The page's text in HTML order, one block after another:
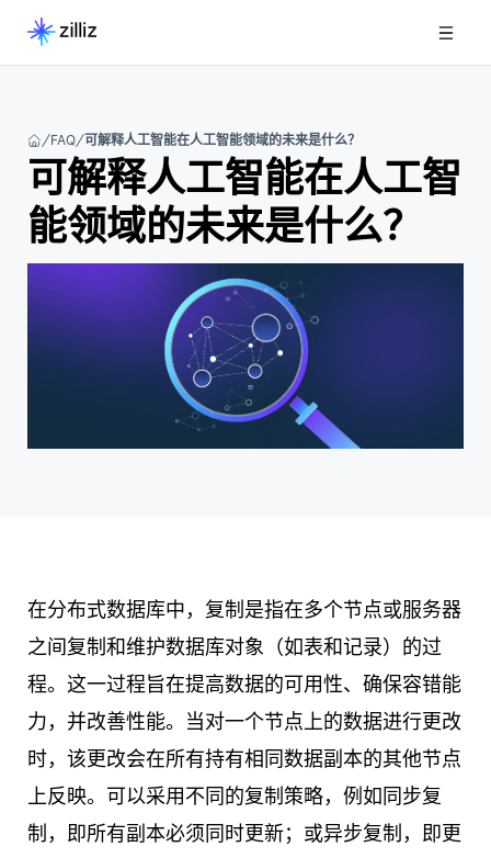
FAQ 可解释人工智能在人工智能领域的未来是什么？
可解释人工智能在人工智
能领域的未来是什么？
在分布式数据库中，复制是指在多个节点或服务器
之间复制和维护数据库对象（如表和记录）的过
程。这一过程旨在提高数据的可用性、确保容错能
力，并改善性能。当对一个节点上的数据进行更改
时，该更改会在所有持有相同数据副本的其他节点
上反映。可以采用不同的复制策略，例如同步复
制，即所有副本必须同时更新；或异步复制，即更